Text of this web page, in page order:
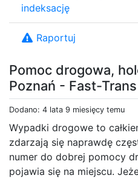
Pomoc drogowa,
Poznań - Fast-Trans
Dodano: 4 lata 9 miesięcy temu
Wypadki drogowe to
zdarzają się naprawdę
numer do dobrej pomocy
pojawia się na miejscu.
indeksację
Raportuj